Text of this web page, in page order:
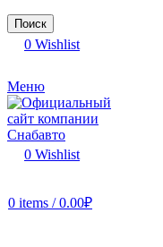
Поиск
0 Wishlist
Меню
0 Wishlist
0 items / 0.00₽